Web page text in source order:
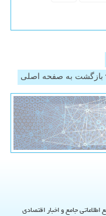
بازگشت به صفحه اصلی
جامع و اخبار اقتصادی